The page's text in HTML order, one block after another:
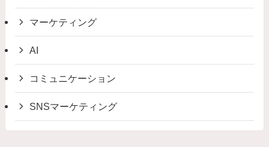
マーケティング
AI
コミュニケーション
SNSマーケティング